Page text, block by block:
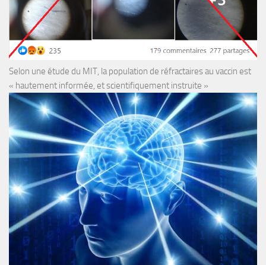
Selon une étude du MIT, la population de réfractaires au vaccin est
« hautement informée, et scientifiquement instruite »